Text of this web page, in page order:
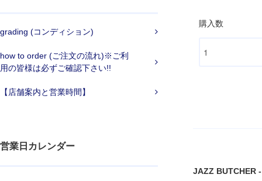
grading (コンディション)
how to order (ご注文の流れ)※ご利
用の皆様は必ずご確認下さい!!
【店舗案内と営業時間】
営業日カレンダー
購入数
JAZZ BUTCHER